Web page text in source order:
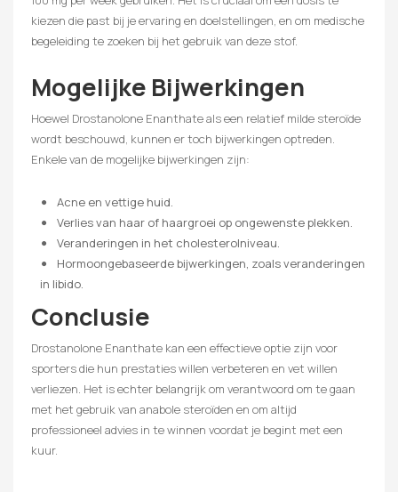
kiezen die past bij je ervaring en doelstellingen, en om medische
begeleiding te zoeken bij het gebruik van deze stof.
Mogelijke Bijwerkingen
Hoewel Drostanolone Enanthate als een relatief milde steroïde
wordt beschouwd, kunnen er toch bijwerkingen optreden.
Enkele van de mogelijke bijwerkingen zijn:
Acne en vettige huid.
Verlies van haar of haargroei op ongewenste plekken.
Veranderingen in het cholesterolniveau.
Hormoongebaseerde bijwerkingen, zoals veranderingen
in libido.
Conclusie
Drostanolone Enanthate kan een effectieve optie zijn voor
sporters die hun prestaties willen verbeteren en vet willen
verliezen. Het is echter belangrijk om verantwoord om te gaan
met het gebruik van anabole steroïden en om altijd
professioneel advies in te winnen voordat je begint met een
kuur.